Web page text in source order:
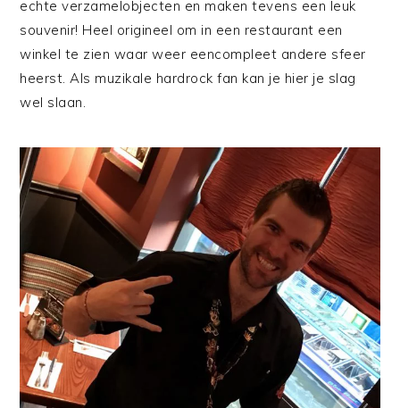
echte verzamelobjecten en maken tevens een leuk
souvenir! Heel origineel om in een restaurant een
winkel te zien waar weer eencompleet andere sfeer
heerst. Als muzikale hardrock fan kan je hier je slag
wel slaan.